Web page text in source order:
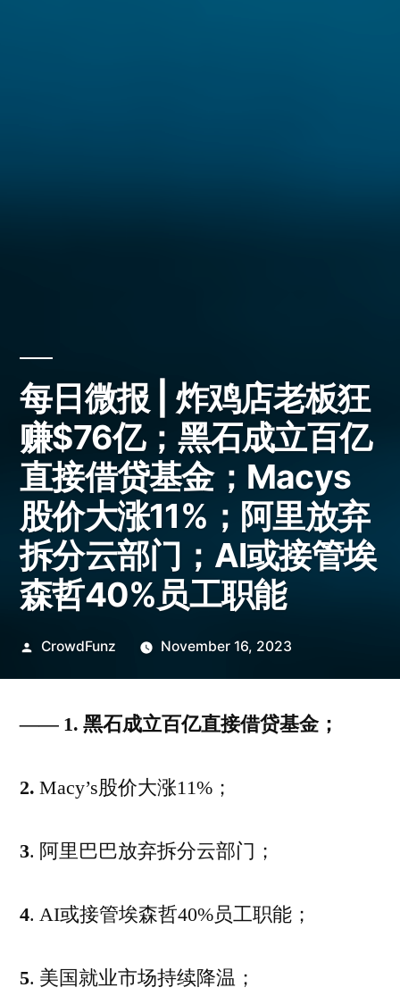
每日微报 | 炸鸡店老板狂
赚$76亿；黑石成立百亿
直接借贷基金；Macys
股价大涨11%；阿里放弃
拆分云部门；AI或接管埃
森哲40%员工职能
Posted
CrowdFunz November 16, 2023
—— 1. 黑石成立百亿直接借贷基金；
2. Macy’s股价大涨11%；
3. 阿里巴巴放弃拆分云部门；
4. AI或接管埃森哲40%员工职能；
5. 美国就业市场持续降温；